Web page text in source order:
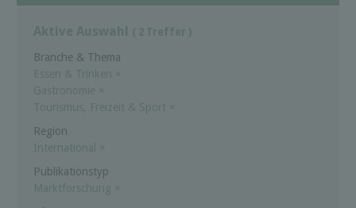
Aktive Auswahl ( 2 Treffer )
Branche & Thema
Essen & Trinken ×
Gastronomie ×
Tourismus, Freizeit & Sport ×
Region
International
×
Publikationstyp
Marktforschung ×